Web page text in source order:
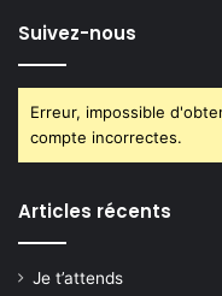
Suivez-nous
Erreur, impossible
compte incorrectes.
Articles récents
Je t’attends